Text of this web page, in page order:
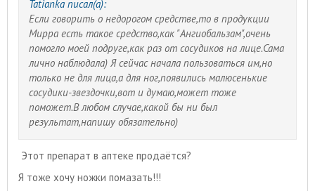
Tatianka писал(а):
Если говорить о недорогом средстве,то в продукции
Мирра есть такое средство,как "Ангиобальзам",очень
помогло моей подруге,как раз от сосудиков на лице.Сама
лично наблюдала) Я сейчас начала пользоваться им,но
только не для лица,а для ног,появились малюсенькие
сосудики-звездочки,вот и думаю,может тоже
поможет.В любом случае,какой бы ни был
результат,напишу обязательно)
Этот препарат в аптеке продаётся?
Я тоже хочу ножки помазать!!!